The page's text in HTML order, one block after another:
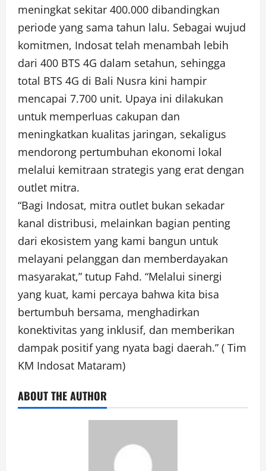
meningkat sekitar 400.000 dibandingkan
periode yang sama tahun lalu. Sebagai wujud
komitmen, Indosat telah menambah lebih
dari 400 BTS 4G dalam setahun, sehingga
total BTS 4G di Bali Nusra kini hampir
mencapai 7.700 unit. Upaya ini dilakukan
untuk memperluas cakupan dan
meningkatkan kualitas jaringan, sekaligus
mendorong pertumbuhan ekonomi lokal
melalui kemitraan strategis yang erat dengan
outlet mitra.
“Bagi Indosat, mitra outlet bukan sekadar
kanal distribusi, melainkan bagian penting
dari ekosistem yang kami bangun untuk
melayani pelanggan dan memberdayakan
masyarakat,” tutup Fahd. “Melalui sinergi
yang kuat, kami percaya bahwa kita bisa
bertumbuh bersama, menghadirkan
konektivitas yang inklusif, dan memberikan
dampak positif yang nyata bagi daerah.” ( Tim
KM Indosat Mataram)
ABOUT THE AUTHOR